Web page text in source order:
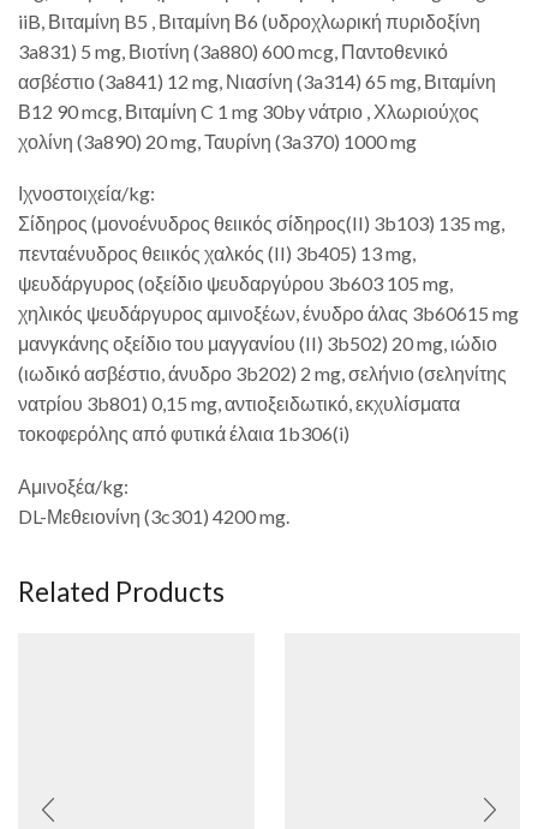
iiB, Βιταμίνη B5 , Βιταμίνη Β6 (υδροχλωρική πυριδοξίνη
3a831) 5 mg, Βιοτίνη (3a880) 600 mcg, Παντοθενικό
ασβέστιο (3a841) 12 mg, Νιασίνη (3a314) 65 mg, Βιταμίνη
Β12 90 mcg, Βιταμίνη C 1 mg 30by νάτριο , Χλωριούχος
χολίνη (3a890) 20 mg, Ταυρίνη (3a370) 1000 mg
Ιχνοστοιχεία/kg:
Σίδηρος (μονοένυδρος θειικός σίδηρος(II) 3b103) 135 mg,
πενταένυδρος θειικός χαλκός (II) 3b405) 13 mg,
ψευδάργυρος (οξείδιο ψευδαργύρου 3b603 105 mg,
χηλικός ψευδάργυρος αμινοξέων, ένυδρο άλας 3b60615 mg
μανγκάνης οξείδιο του μαγγανίου (II) 3b502) 20 mg, ιώδιο
(ιωδικό ασβέστιο, άνυδρο 3b202) 2 mg, σελήνιο (σεληνίτης
νατρίου 3b801) 0,15 mg, αντιοξειδωτικό, εκχυλίσματα
τοκοφερόλης από φυτικά έλαια 1b306(i)
Αμινοξέα/kg:
DL-Μεθειονίνη (3c301) 4200 mg.
Related Products